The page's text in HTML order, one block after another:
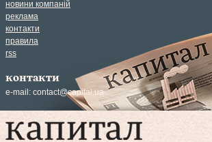
новини компаній
реклама
контакти
правила
rss
контакти
e-mail: contact@capital.ua